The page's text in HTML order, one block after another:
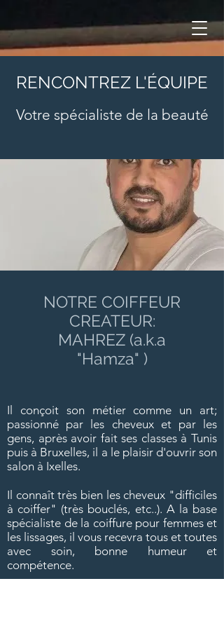
RENCONTREZ L'ÉQUIPE
Votre spécialiste de la beauté
NOTRE COIFFEUR
CREATEUR:
MAHREZ (a.k.a
"Hamza" )
Il conçoit son métier comme un art;
passionné par les cheveux et par les
gens, après avoir fait ses classes à Tunis
puis à Bruxelles, il a le plaisir d'ouvrir son
salon à Ixelles.
Il connaît très bien les cheveux "difficiles
à coiffer" (très bouclés, etc..). A la base
spécialiste de la coiffure pour femmes et
les lissages, il vous recevra tous et toutes
avec soin, bonne humeur et
compétence.